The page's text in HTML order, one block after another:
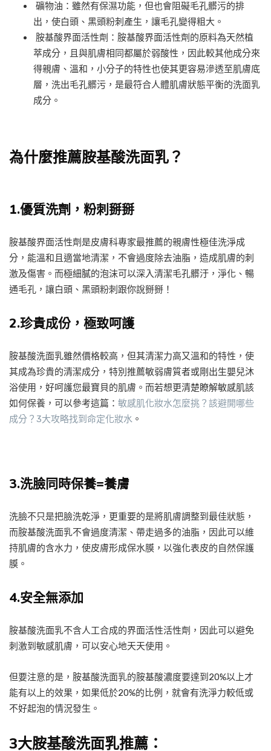
礦物油：雖然有保濕功能，但也會阻礙毛孔髒污的排
出，使白頭、黑頭粉刺產生，讓毛孔變得粗大。
胺基酸界面活性劑：胺基酸界面活性劑的原料為天然植
萃成分，且與肌膚相同都屬於弱酸性，因此較其他成分來
得親膚、溫和，小分子的特性也使其更容易滲透至肌膚底
層，洗出毛孔髒污，是最符合人體肌膚狀態平衡的洗面乳
成分。
為什麼推薦胺基酸洗面乳？
1.優質洗劑，粉刺掰掰
胺基酸界面活性劑是皮膚科專家最推薦的親膚性極佳洗淨成
分，能溫和且適當地清潔，不會過度除去油脂，造成肌膚的刺
激及傷害。而極細膩的泡沫可以深入清潔毛孔髒汙，淨化、暢
通毛孔，讓白頭、黑頭粉刺跟你說掰掰！
2.珍貴成份，極致呵護
胺基酸洗面乳雖然價格較高，但其清潔力高又溫和的特性，使
其成為珍貴的清潔成分，特別推薦敏弱膚質者或剛出生嬰兒沐
浴使用，好呵護您最寶貝的肌膚。而若想更清楚瞭解敏感肌該
如何保養，可以參考這篇： 敏感肌化妝水怎麼挑？該避開哪些
成分？3大攻略找到命定化妝水 。
3.洗臉同時保養=養膚
洗臉不只是把臉洗乾淨，更重要的是將肌膚調整到最佳狀態，
而胺基酸洗面乳不會過度清潔、帶走過多的油脂，因此可以維
持肌膚的含水力，使皮膚形成保水膜，以強化表皮的自然保護
膜。
4.安全無添加
胺基酸洗面乳不含人工合成的界面活性活性劑，因此可以避免
刺激到敏感肌膚，可以安心地天天使用。
但要注意的是，胺基酸洗面乳的胺基酸濃度要達到20%以上才
能有以上的效果，如果低於20%的比例，就會有洗淨力較低或
不好起泡的情況發生。
3大胺基酸洗面乳推薦：